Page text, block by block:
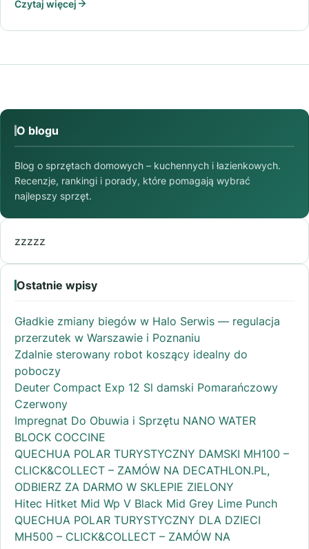
Czytaj więcej
O blogu
Blog o sprzętach domowych – kuchennych i łazienkowych.
Recenzje, rankingi i porady, które pomagają wybrać
najlepszy sprzęt.
zzzzz
Ostatnie wpisy
Gładkie zmiany biegów w Halo Serwis — regulacja
przerzutek w Warszawie i Poznaniu
Zdalnie sterowany robot koszący idealny do
poboczy
Deuter Compact Exp 12 Sl damski Pomarańczowy
Czerwony
Impregnat Do Obuwia i Sprzętu NANO WATER
BLOCK COCCINE
QUECHUA POLAR TURYSTYCZNY DAMSKI MH100 –
CLICK&COLLECT – ZAMÓW NA DECATHLON.PL,
ODBIERZ ZA DARMO W SKLEPIE ZIELONY
Hitec Hitket Mid Wp V Black Mid Grey Lime Punch
QUECHUA POLAR TURYSTYCZNY DLA DZIECI
MH500 – CLICK&COLLECT – ZAMÓW NA